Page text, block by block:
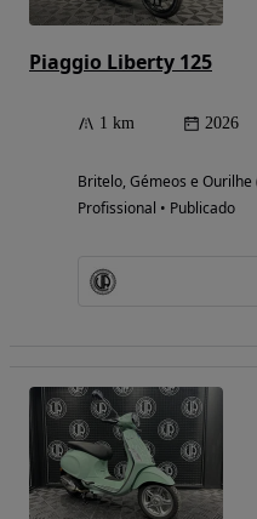
Piaggio Liberty 125
1 km 2026
Britelo, Gémeos e Ourilhe
Profissional • Publicado